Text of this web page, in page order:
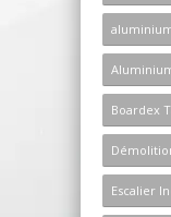
Boardex
Escalier